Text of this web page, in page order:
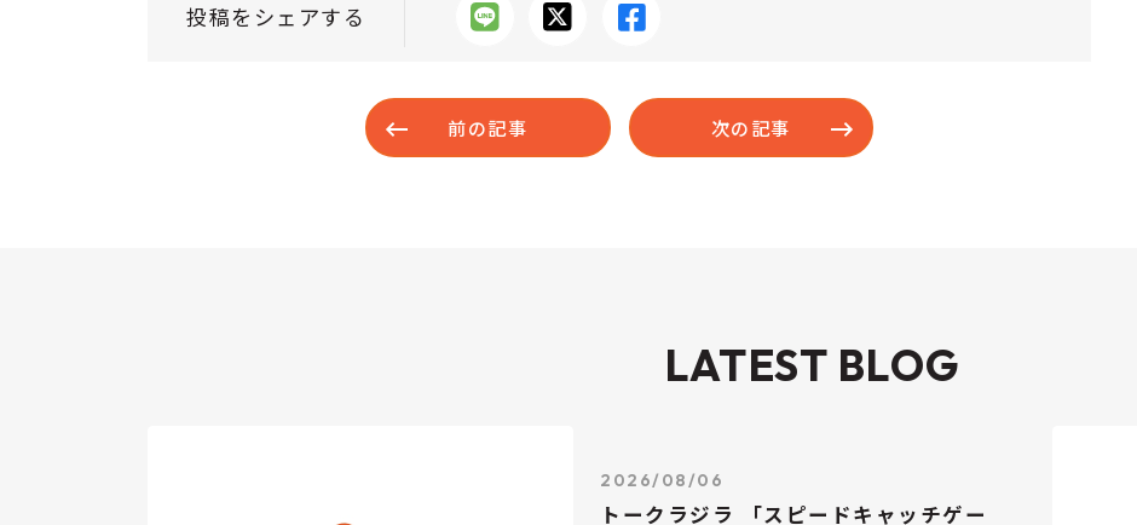
投稿をシェアする
前の記事 次の記事
LATEST BLOG
2026/08/06
トークラジラ 「スピードキャッチゲー